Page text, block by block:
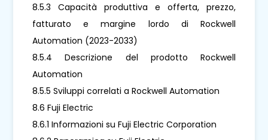
8.5.3 Capacità produttiva e offerta, prezzo,
fatturato e margine lordo di Rockwell
Automation (2023-2033)
8.5.4 Descrizione del prodotto Rockwell
Automation
8.5.5 Sviluppi correlati a Rockwell Automation
8.6 Fuji Electric
8.6.1 Informazioni su Fuji Electric Corporation